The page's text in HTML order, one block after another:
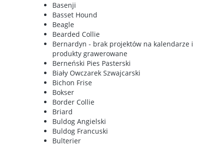
Basenji
Basset Hound
Beagle
Bearded Collie
Bernardyn - brak projektów na kalendarze i
produkty grawerowane
Berneński Pies Pasterski
Biały Owczarek Szwajcarski
Bichon Frise
Bokser
Border Collie
Briard
Buldog Angielski
Buldog Francuski
Bulterier